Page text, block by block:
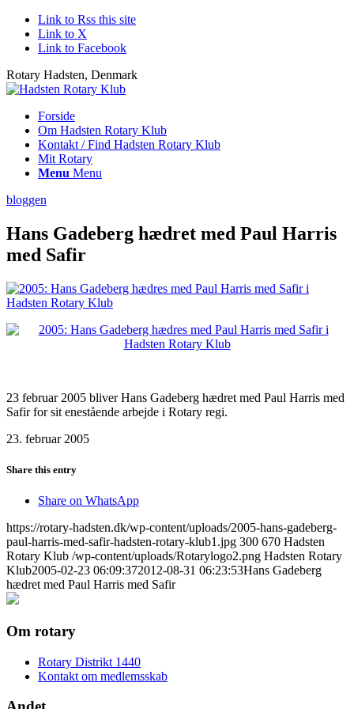
Link to Rss this site
Link to X
Link to Facebook
Rotary Hadsten, Denmark
Forside
Om Hadsten Rotary Klub
Kontakt / Find Hadsten Rotary Klub
Mit Rotary
Menu Menu
bloggen
Hans Gadeberg hædret med Paul Harris
med Safir
23 februar 2005 bliver Hans Gadeberg hædret med Paul Harris med
Safir for sit enestående arbejde i Rotary regi.
23. februar 2005
Share this entry
Share on WhatsApp
https://rotary-hadsten.dk/wp-content/uploads/2005-hans-gadeberg-
paul-harris-med-safir-hadsten-rotary-klub1.jpg 300 670 Hadsten
Rotary Klub /wp-content/uploads/Rotarylogo2.png Hadsten Rotary
Klub2005-02-23 06:09:372012-08-31 06:23:53Hans Gadeberg
hædret med Paul Harris med Safir
Om rotary
Rotary Distrikt 1440
Kontakt om medlemsskab